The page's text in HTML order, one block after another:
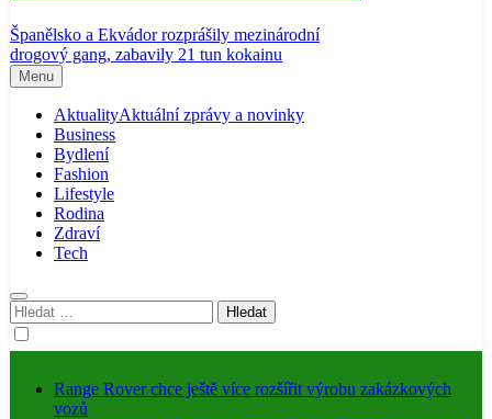
Španělsko a Ekvádor rozprášily mezinárodní
drogový gang, zabavily 21 tun kokainu
Menu
AktualityAktuální zprávy a novinky
Business
Bydlení
Fashion
Lifestyle
Rodina
Zdraví
Tech
Vyhledávání
Range Rover chce ještě více rozšířit výrobu zakázkových
vozů